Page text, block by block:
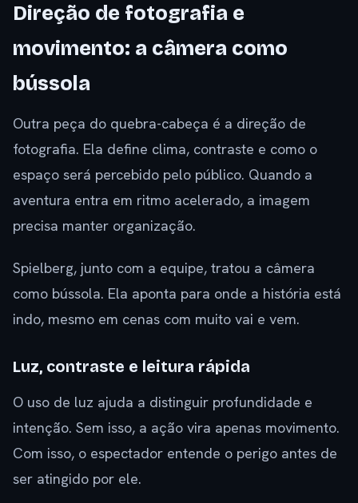
Direção de fotografia e
movimento: a câmera como
bússola
Outra peça do quebra-cabeça é a direção de
fotografia. Ela define clima, contraste e como o
espaço será percebido pelo público. Quando a
aventura entra em ritmo acelerado, a imagem
precisa manter organização.
Spielberg, junto com a equipe, tratou a câmera
como bússola. Ela aponta para onde a história está
indo, mesmo em cenas com muito vai e vem.
Luz, contraste e leitura rápida
O uso de luz ajuda a distinguir profundidade e
intenção. Sem isso, a ação vira apenas movimento.
Com isso, o espectador entende o perigo antes de
ser atingido por ele.